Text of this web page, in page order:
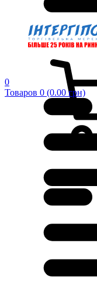
0
Товаров 0 (0.00 грн)